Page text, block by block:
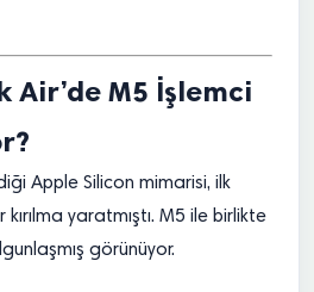
Air’de M5 İşlemci
Apple Silicon mimarisi, ilk
yaratmıştı. M5 ile birlikte
görünüyor.